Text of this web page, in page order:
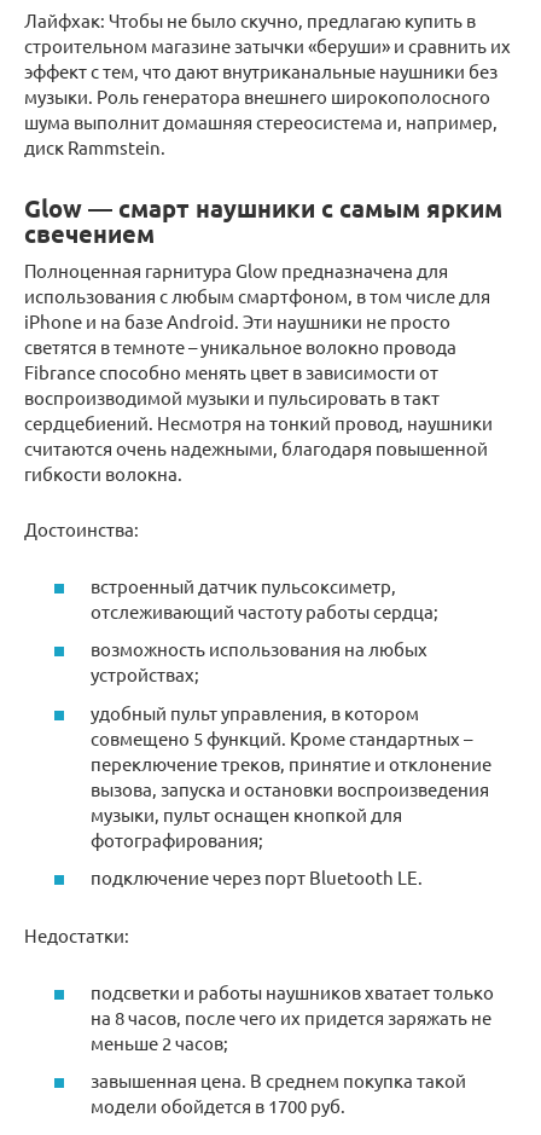
Лайфхак: Чтобы не было скучно, предлагаю купить в
строительном магазине затычки «беруши» и сравнить их
эффект с тем, что дают внутриканальные наушники без
музыки. Роль генератора внешнего широкополосного
шума выполнит домашняя стереосистема и, например,
диск Rammstein.
Glow — смарт наушники с самым ярким
свечением
Полноценная гарнитура Glow предназначена для
использования с любым смартфоном, в том числе для
iPhone и на базе Android. Эти наушники не просто
светятся в темноте – уникальное волокно провода
Fibrance способно менять цвет в зависимости от
воспроизводимой музыки и пульсировать в такт
сердцебиений. Несмотря на тонкий провод, наушники
считаются очень надежными, благодаря повышенной
гибкости волокна.
Достоинства:
встроенный датчик пульсоксиметр,
отслеживающий частоту работы сердца;
возможность использования на любых
устройствах;
удобный пульт управления, в котором
совмещено 5 функций. Кроме стандартных –
переключение треков, принятие и отклонение
вызова, запуска и остановки воспроизведения
музыки, пульт оснащен кнопкой для
фотографирования;
подключение через порт Bluetooth LE.
Недостатки:
подсветки и работы наушников хватает только
на 8 часов, после чего их придется заряжать не
меньше 2 часов;
завышенная цена. В среднем покупка такой
модели обойдется в 1700 руб.